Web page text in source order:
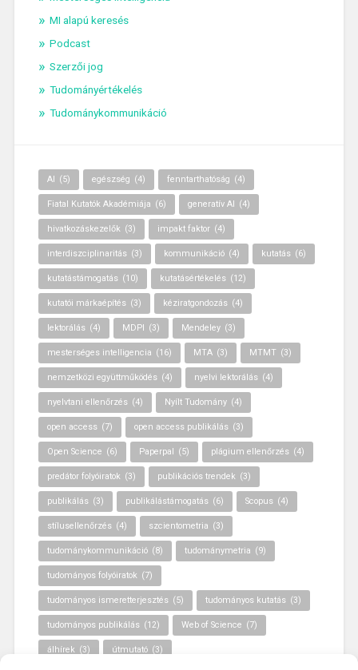
MI alapú keresés
Podcast
Szerzői jog
Tudományértékelés
Tudománykommunikáció
AI (5) egészség (4) fenntarthatóság (4)
Fiatal Kutatók Akadémiája (6) generatív AI (4)
hivatkozáskezelők (3) impakt faktor (4)
interdiszciplinaritás (3) kommunikáció (4) kutatás (6)
kutatástámogatás (10) kutatásértékelés (12)
kutatói márkaépítés (3) kéziratgondozás (4)
lektorálás (4) MDPI (3) Mendeley (3)
mesterséges intelligencia (16) MTA (3) MTMT (3)
nemzetközi együttműködés (4) nyelvi lektorálás (4)
nyelvtani ellenőrzés (4) Nyílt Tudomány (4)
open access (7) open access publikálás (3)
Open Science (6) Paperpal (5) plágium ellenőrzés (4)
predátor folyóiratok (3) publikációs trendek (3)
publikálás (3) publikálástámogatás (6) Scopus (4)
stílusellenőrzés (4) szcientometria (3)
tudománykommunikáció (8) tudománymetria (9)
tudományos folyóiratok (7)
tudományos ismeretterjesztés (5) tudományos kutatás (3)
tudományos publikálás (12) Web of Science (7)
álhírek (3) útmutató (3)